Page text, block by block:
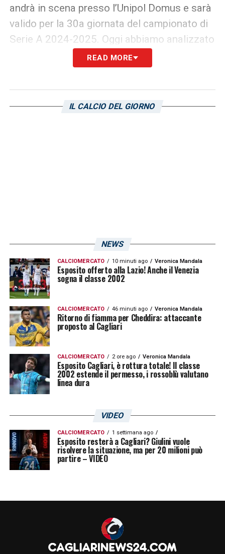
andrà in scena presso l’Unipol Domus e sarà
valido per la 30a giornata del campionato di
Serie A 2024-2025. Oggi abbiamo analizzato
per voi i dati dei precedenti tra le due
squadre, i quali vedono in vantaggio i
hanno ottenuto 16 vittorie contro le 14 del
READ MORE
IL CALCIO DEL GIORNO
NEWS
CALCIOMERCATO 10 minuti ago Veronica Mandala
Esposito offerto alla Lazio! Anche il Venezia
sogna il classe 2002
CALCIOMERCATO 46 minuti ago Veronica Mandala
Ritorno di fiamma per Cheddira: attaccante
proposto al Cagliari
CALCIOMERCATO 2 ore ago Veronica Mandala
Esposito Cagliari, è rottura totale! Il classe
2002 estende il permesso, i rossoblù valutano
linea dura
VIDEO
CALCIOMERCATO 1 settimana ago
Esposito resterà a Cagliari? Giulini vuole
risolvere la situazione, ma per 20 milioni può
partire – VIDEO